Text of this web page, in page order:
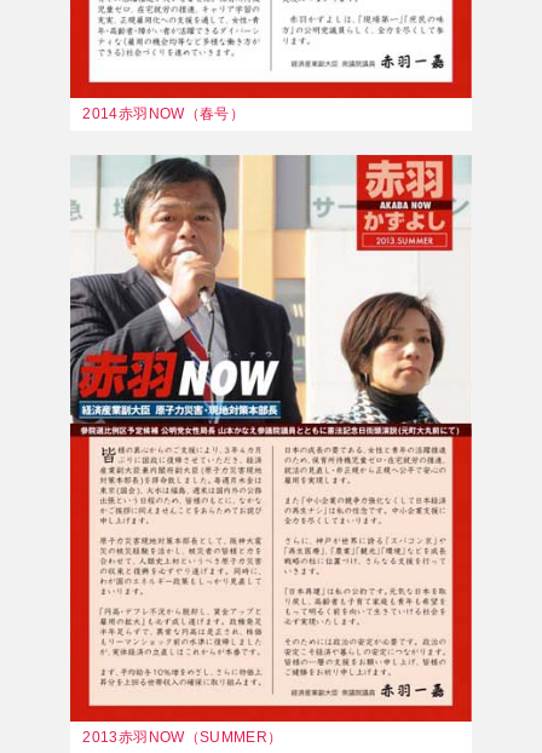
2014赤羽NOW（春号）
2013赤羽NOW（SUMMER）